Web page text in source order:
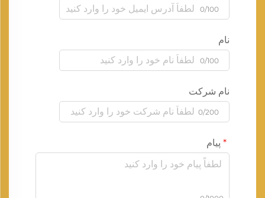
0/100
نام
0/100
نام شرکت
0/200
پیام